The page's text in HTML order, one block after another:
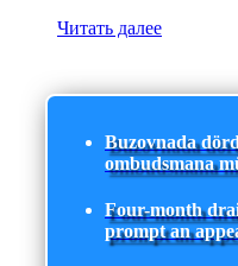
Читать далее
Buzovnada
ombudsmana
Four-month
prompt an